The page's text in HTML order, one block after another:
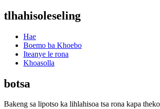
tlhahisoleseling
Hae
Boemo ba Khoebo
Iteanye le rona
Khoasolla
botsa
Bakeng sa lipotso ka lihlahisoa tsa rona kapa